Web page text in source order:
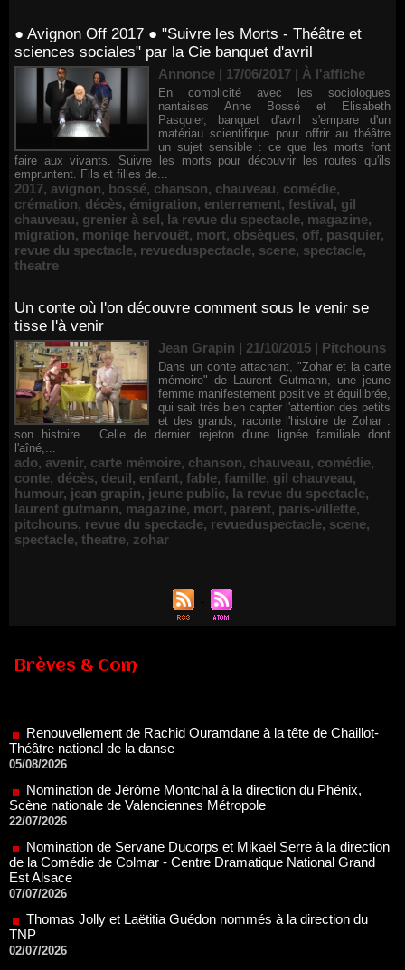
● Avignon Off 2017 ● "Suivre les Morts - Théâtre et
sciences sociales" par la Cie banquet d'avril
Annonce | 17/06/2017 | À l'affiche
En complicité avec les sociologues
nantaises Anne Bossé et Elisabeth
Pasquier, banquet d'avril s'empare d'un
matériau scientifique pour offrir au théâtre
un sujet sensible : ce que les morts font
faire aux vivants. Suivre les morts pour découvrir les routes qu'ils
empruntent. Fils et filles de...
2017, avignon, bossé, chanson, chauveau, comédie,
crémation, décès, émigration, enterrement, festival, gil
chauveau, grenier à sel, la revue du spectacle, magazine,
migration, moniqe hervouët, mort, obsèques, off, pasquier,
revue du spectacle, revueduspectacle, scene, spectacle,
theatre
Un conte où l'on découvre comment sous le venir se
tisse l'à venir
Jean Grapin | 21/10/2015 | Pitchouns
Dans un conte attachant, "Zohar et la carte
mémoire" de Laurent Gutmann, une jeune
femme manifestement positive et équilibrée,
qui sait très bien capter l'attention des petits
et des grands, raconte l'histoire de Zohar :
son histoire… Celle de dernier rejeton d'une lignée familiale dont
l'aîné,...
ado, avenir, carte mémoire, chanson, chauveau, comédie,
conte, décès, deuil, enfant, fable, famille, gil chauveau,
humour, jean grapin, jeune public, la revue du spectacle,
laurent gutmann, magazine, mort, parent, paris-villette,
pitchouns, revue du spectacle, revueduspectacle, scene,
spectacle, theatre, zohar
Brèves & Com
05/08/2026
Nomination de Jérôme Montchal à la direction du Phénix,
Scène nationale de Valenciennes Métropole
22/07/2026
Nomination de Servane Ducorps et Mikaël Serre à la direction
de la Comédie de Colmar - Centre Dramatique National Grand
07/07/2026
Thomas Jolly et Laëtitia Guédon nommés à la direction du
TNP
02/07/2026
Fonds SACD Théâtre : les lauréats 2026
23/06/2026